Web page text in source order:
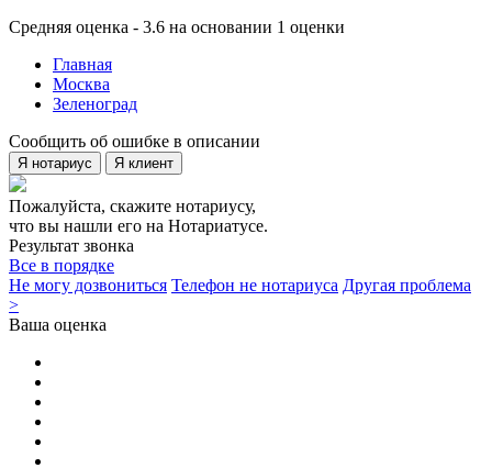
Средняя оценка - 3.6 на основании 1 оценки
Главная
Москва
Зеленоград
Сообщить об ошибке в описании
Я нотариус Я клиент
Пожалуйста, скажите нотариусу,
что вы нашли его на Нотариатусе.
Результат звонка
Все в порядке
Не могу дозвониться Телефон не нотариуса Другая проблема
>
Ваша оценка